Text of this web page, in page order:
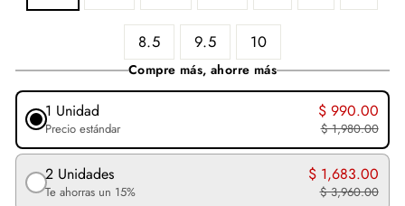
8.5 9.5 10
Compre más, ahorre más
1 Unidad
Precio estándar
$ 990.00
$ 1,980.00
2 Unidades
Te ahorras un 15%
$ 1,683.00
$ 3,960.00